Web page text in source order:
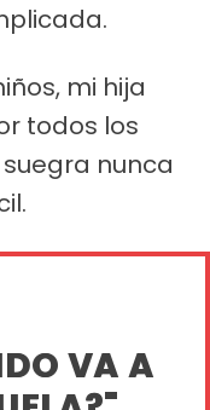
mi hija
todos los
nunca
VA A